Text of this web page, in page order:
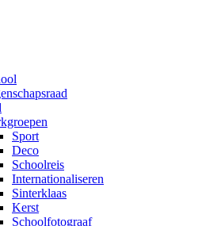
Sport
Deco
Schoolreis
Internationaliseren
Sinterklaas
Kerst
Schoolfotograaf